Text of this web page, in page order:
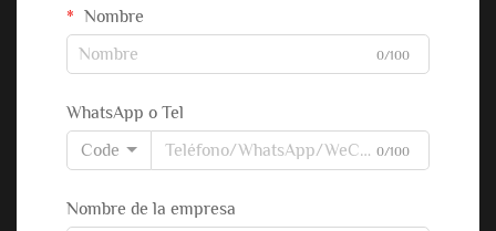
Nombre
0/100
WhatsApp o Tel
Code
0/100
Nombre de la empresa